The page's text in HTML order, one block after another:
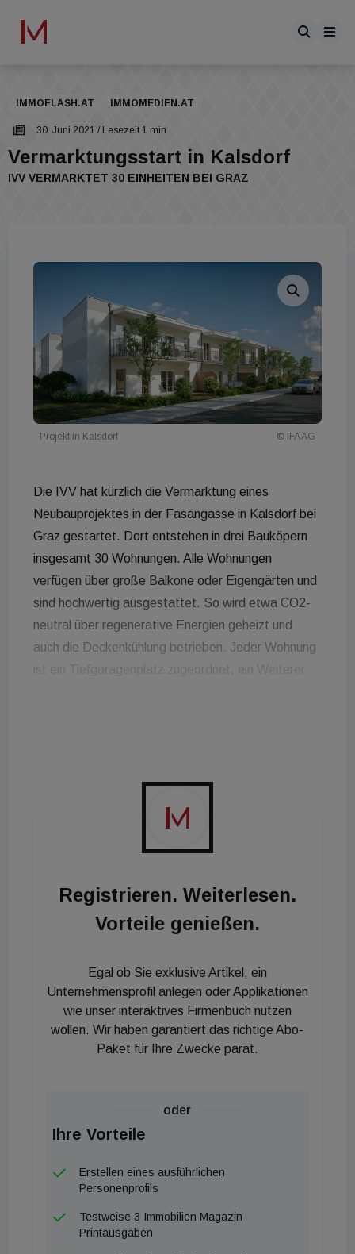
IMMOFLASH.AT IMMOMEDIEN.AT
30. Juni 2021 / Lesezeit 1 min
Vermarktungsstart in Kalsdorf
IVV VERMARKTET 30 EINHEITEN BEI GRAZ
Projekt in Kalsdorf © IFA AG
Die IVV hat kürzlich die Vermarktung eines
Neubauprojektes in der Fasangasse in Kalsdorf bei
Graz gestartet. Dort entstehen in drei Bauköpern
insgesamt 30 Wohnungen. Alle Wohnungen
verfügen über große Balkone oder Eigengärten und
sind hochwertig ausgestattet. So wird etwa CO2-
neutral über regenerative Energien geheizt und
auch die Deckenkühlung betrieben. Jeder Wohnung
ist ein Tiefgaragenplatz zugeordnet, ein Weiterer
20 Garagenplätze zur Verfügung.
Registrieren. Weiterlesen.
Vorteile genießen.
Egal ob Sie exklusive Artikel, ein
Unternehmensprofil anlegen oder Applikationen
wie unser interaktives Firmenbuch nutzen
wollen. Wir haben garantiert das richtige Abo-
Paket für Ihre Zwecke parat.
oder
Ihre Vorteile
Erstellen eines ausführlichen
Personenprofils
Testweise 3 Immobilien Magazin
Printausgaben